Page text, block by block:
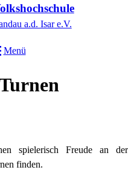
a.d. Isare.V.
Menü
spielerisch Freude an der
finden.